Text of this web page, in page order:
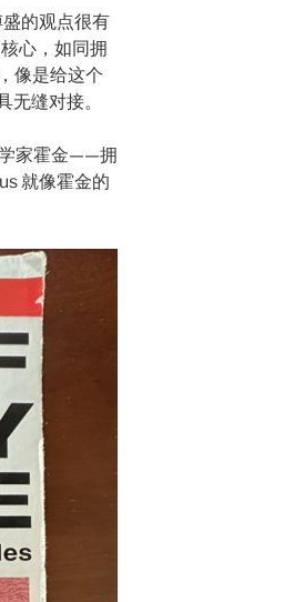
的观点很有
心，如同拥
像是给这个
无缝对接。
学家霍金——拥
就像霍金的